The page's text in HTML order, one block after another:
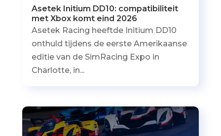
Asetek Initium DD10: compatibiliteit
met Xbox komt eind 2026
Asetek Racing heeftde Initium DD10
onthuld tijdens de eerste Amerikaanse
editie van de SimRacing Expo in
Charlotte, in...